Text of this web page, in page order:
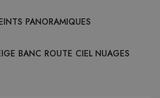
PANORAMIQUES
BANC ROUTE CIEL NUAGES